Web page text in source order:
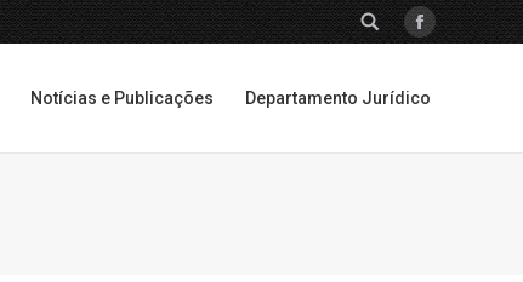
SEARCH: Facebook
Notícias e Publicações Departamento Jurídico
Notícias e Publicações Departamento Jurídico